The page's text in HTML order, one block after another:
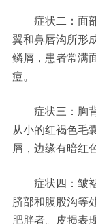
症状二：面部
翼和鼻唇沟所形
鳞屑，患者常满
痘。
症状三：胸背
从小的红褐色毛
屑，边缘有暗红
症状四：皱褶
脐部和腹股沟等
肥胖者。皮损表